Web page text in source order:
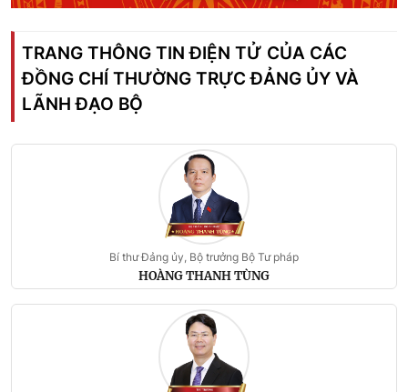
kỹ năng nghiệp vụ pháp chế cho doanh nghiệp
TRANG THÔNG TIN ĐIỆN TỬ CỦA CÁC
ĐỒNG CHÍ THƯỜNG TRỰC ĐẢNG ỦY VÀ
LÃNH ĐẠO BỘ
Bí thư Đảng ủy, Bộ trưởng Bộ Tư pháp
HOÀNG THANH TÙNG